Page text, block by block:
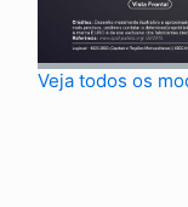
Veja todos os